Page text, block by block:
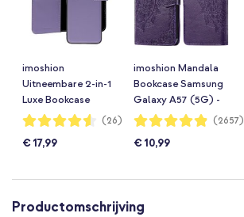
imoshion
Uitneembare 2-in-1
Luxe Bookcase
Samsung Galaxy
Waardering:
90%
(26)
€ 17,99
imoshion Mandala
Bookcase Samsung
Galaxy A57 (5G) -
Paars
Waardering:
97%
(2657)
€ 10,99
Productomschrijving